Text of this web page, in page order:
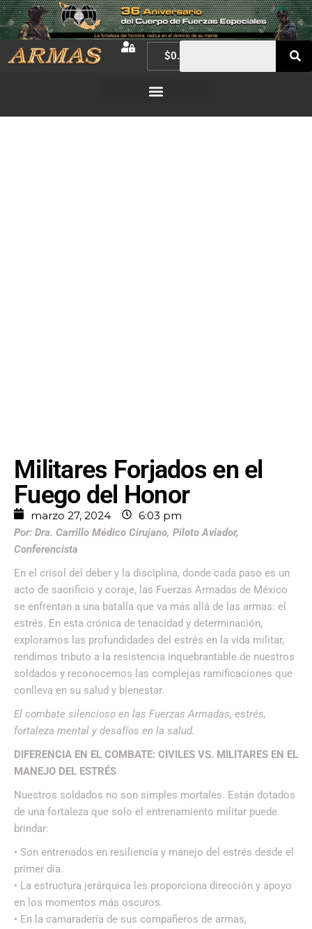
$0.00
Militares Forjados en el
Fuego del Honor
marzo 27, 2024 6:03 pm
Por: Dra. Carrillo Médico Cirujano, Piloto Aviador,
Conferencista
En el crisol del deber y la disciplina, donde cada paso es un
acto de sacrificio y coraje, las Fuerzas Armadas de México
se enfrentan a una batalla que va más allá de las armas: el
estrés. En esta crónica de tenacidad y determinación,
exploramos las profundidades del estrés en la vida militar,
rendimos tributo a la resistencia inquebrantable de nuestros
soldados y reconocemos las complejas ramificaciones que
conlleva en su salud y bienestar.
El combate silencioso en las Fuerzas Armadas, estrés,
fortaleza mental y desafíos en la salud.
DIFERENCIA EN EL COMBATE: CIVILES VS. MILITARES EN EL
MANEJO DEL ESTRÉS
Nuestros soldados no son simples mortales. Están dotados
de una fortaleza que solo el entrenamiento militar puede
brindar:
• Son entrenados en resiliencia y manejo del estrés desde el
primer día.
• La estructura jerárquica les proporciona dirección y apoyo
en los momentos más oscuros.
• En la camaradería de sus compañeros de armas,